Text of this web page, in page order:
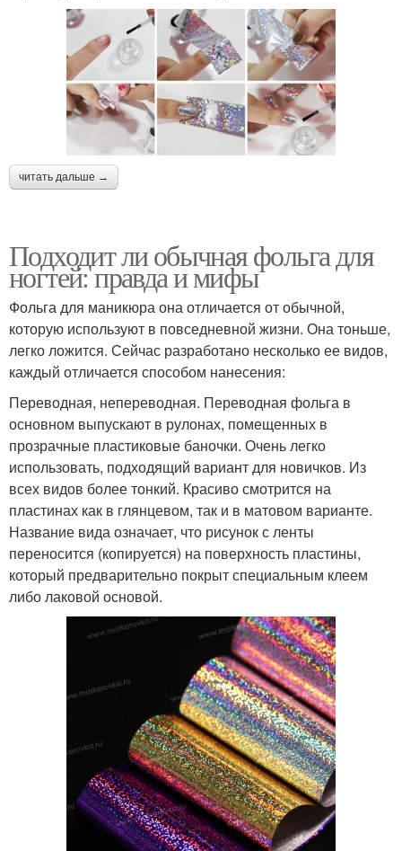
читать дальше →
Подходит ли обычная фольга для
ногтей: правда и мифы
Фольга для маникюра она отличается от обычной,
которую используют в повседневной жизни. Она тоньше,
легко ложится. Сейчас разработано несколько ее видов,
каждый отличается способом нанесения:
Переводная, непереводная. Переводная фольга в
основном выпускают в рулонах, помещенных в
прозрачные пластиковые баночки. Очень легко
использовать, подходящий вариант для новичков. Из
всех видов более тонкий. Красиво смотрится на
пластинах как в глянцевом, так и в матовом варианте.
Название вида означает, что рисунок с ленты
переносится (копируется) на поверхность пластины,
который предварительно покрыт специальным клеем
либо лаковой основой.